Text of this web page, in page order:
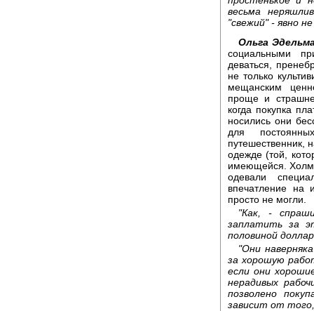
весьма
"свежий" - явно
Ольга
социальными
деваться,
не только
мещанским
проще и
когда покупка
носились они
для
путешественник,
одежде (той,
имеющейся. Холмс
одевали
впечатление на
просто не могли.
"Как, -
заплатить за
половиной
"Они
за хорошую
если они
нерадивых
позволено
зависит от